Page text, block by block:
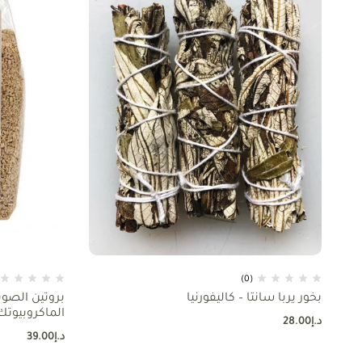
(0)
بخور يربا سانتا – كاليفورنيا
د.إ28.00
بروتين
د.إ39.00